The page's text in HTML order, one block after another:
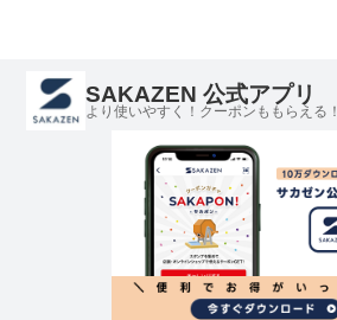
SAKAZEN 公式アプリ
より使いやすく！クーポンももらえる！